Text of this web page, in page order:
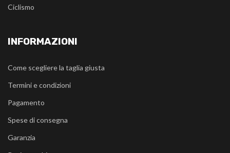
Ciclismo
INFORMAZIONI
Come scegliere la taglia giusta
Termini e condizioni
Pagamento
Spese di consegna
Garanzia